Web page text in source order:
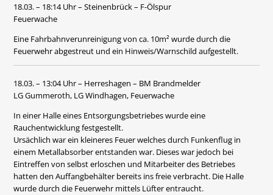
18.03. – 18:14 Uhr – Steinenbrück – F-Ölspur
Feuerwache
Eine Fahrbahnverunreinigung von ca. 10m² wurde durch die
Feuerwehr abgestreut und ein Hinweis/Warnschild aufgestellt.
18.03. – 13:04 Uhr – Herreshagen – BM Brandmelder
LG Gummeroth, LG Windhagen, Feuerwache
In einer Halle eines Entsorgungsbetriebes wurde eine
Rauchentwicklung festgestellt.
Ursächlich war ein kleineres Feuer welches durch Funkenflug in
einem Metallabsorber entstanden war. Dieses war jedoch bei
Eintreffen von selbst erloschen und Mitarbeiter des Betriebes
hatten den Auffangbehälter bereits ins freie verbracht. Die Halle
wurde durch die Feuerwehr mittels Lüfter entraucht.